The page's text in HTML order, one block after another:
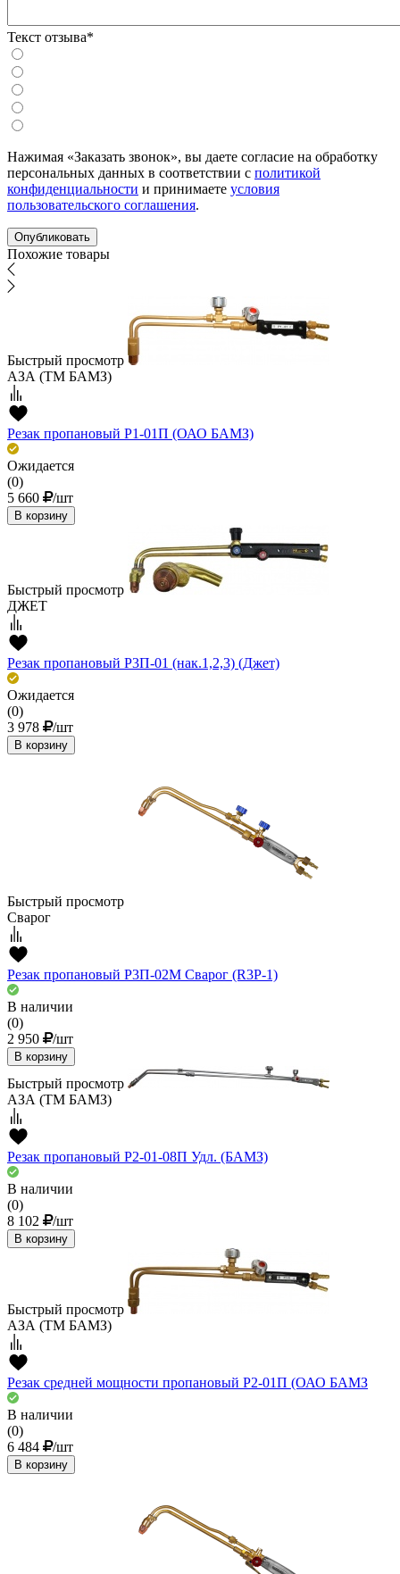
Текст отзыва*
Нажимая «Заказать звонок», вы даете согласие на обработку
персональных данных в соответствии с политикой
конфиденциальности и принимаете условия
пользовательского соглашения.
Похожие товары
Быстрый просмотр
АЗА (ТМ БАМЗ)
Резак пропановый Р1-01П (ОАО БАМЗ)
Ожидается
(0)
5 660
/шт
В корзину
Быстрый просмотр
ДЖЕТ
Резак пропановый Р3П-01 (нак.1,2,3) (Джет)
Ожидается
(0)
3 978
/шт
В корзину
Быстрый просмотр
Сварог
Резак пропановый Р3П-02М Сварог (R3P-1)
В наличии
(0)
2 950
/шт
В корзину
Быстрый просмотр
АЗА (ТМ БАМЗ)
Резак пропановый Р2-01-08П Удл. (БАМЗ)
В наличии
(0)
8 102
/шт
В корзину
Быстрый просмотр
АЗА (ТМ БАМЗ)
Резак средней мощности пропановый Р2-01П (ОАО БАМЗ
В наличии
(0)
6 484
/шт
В корзину